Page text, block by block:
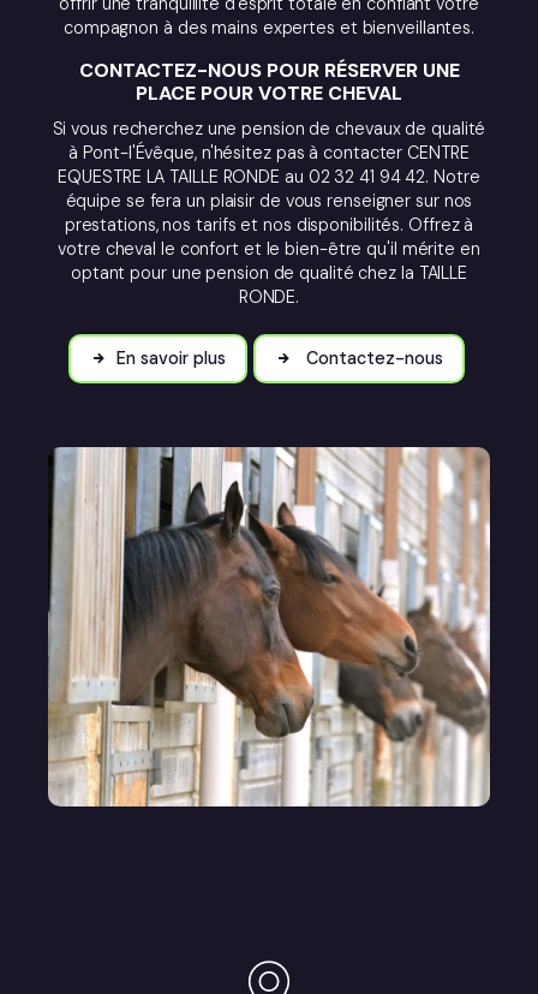
compagnon à des mains expertes et bienveillantes.
CONTACTEZ-NOUS POUR RÉSERVER UNE
PLACE POUR VOTRE CHEVAL
Si vous recherchez une pension de chevaux de qualité
à Pont-l'Évêque, n'hésitez pas à contacter CENTRE
EQUESTRE LA TAILLE RONDE au 02 32 41 94 42. Notre
équipe se fera un plaisir de vous renseigner sur nos
prestations, nos tarifs et nos disponibilités. Offrez à
votre cheval le confort et le bien-être qu'il mérite en
optant pour une pension de qualité chez la TAILLE
RONDE.
En savoir plus Contactez-nous